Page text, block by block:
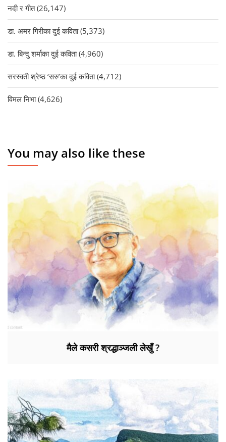
नदी र गीत (26,147)
डा. अमर गिरीका दुई कविता (5,373)
डा. बिन्दु शर्माका दुई कविता (4,960)
सरस्वती श्रेष्ठ ‘सरु’का दुई कविता (4,712)
विमल निभा (4,626)
You may also like these
मैले कसरी श्रद्धाञ्जली लेखुँ ?